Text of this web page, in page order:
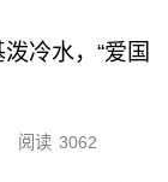
冷水，“爱国
阅读 3062